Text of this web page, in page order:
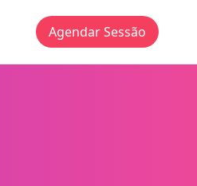
Agendar Sessão